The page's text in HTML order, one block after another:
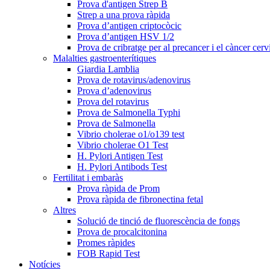
Prova d'antigen Strep B
Strep a una prova ràpida
Prova d’antigen criptocòcic
Prova d’antigen HSV 1/2
Prova de cribratge per al precancer i el càncer
Malalties gastroenterítiques
Giardia Lamblia
Prova de rotavirus/adenovirus
Prova d’adenovirus
Prova del rotavirus
Prova de Salmonella Typhi
Prova de Salmonella
Vibrio cholerae o1/o139 test
Vibrio cholerae O1 Test
H. Pylori Antigen Test
H. Pylori Antibods Test
Fertilitat i embaràs
Prova ràpida de Prom
Prova ràpida de fibronectina fetal
Altres
Solució de tinció de fluorescència de fongs
Prova de procalcitonina
Promes ràpides
FOB Rapid Test
Notícies